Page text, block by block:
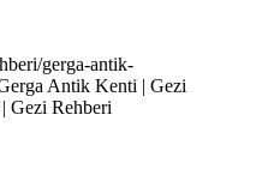
gerga-antik-
Antik Kenti | Gezi
Gezi Rehberi